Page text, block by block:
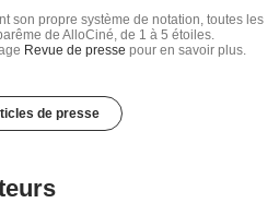
son propre système de notation, toutes les
de AlloCiné, de 1 à 5 étoiles.
Revue de presse pour en savoir plus.
de presse